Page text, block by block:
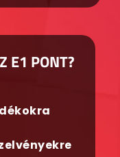
E1 PONT?